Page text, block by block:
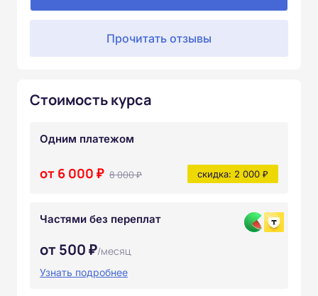
Прочитать отзывы
Стоимость курса
Одним платежом
от 6 000 ₽ 8 000 ₽ скидка: 2 000 ₽
Частями без переплат
от 500 ₽/месяц
Узнать подробнее